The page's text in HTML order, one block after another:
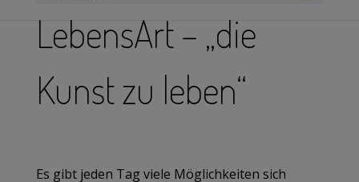
LebensArt – „die
Kunst zu leben“
Es gibt jeden Tag viele Möglichkeiten sich